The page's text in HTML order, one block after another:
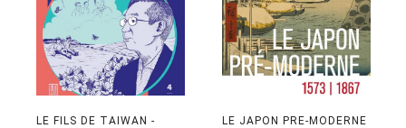
LE FILS DE TAIWAN -
LE JAPON PRE-MODERNE